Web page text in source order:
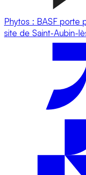
Phytos : BASF porte
site de Saint-Aubin-